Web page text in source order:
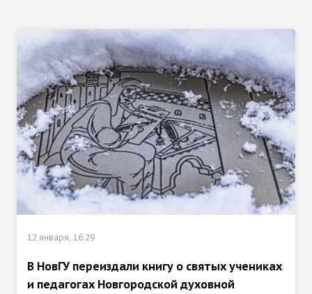
12 января, 16:29
В НовГУ переиздали книгу о святых учениках
и педагогах Новгородской духовной